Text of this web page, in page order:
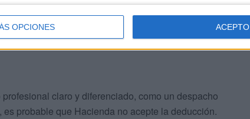
OPCIONES ACEPTO
claro y diferenciado, como un despacho
probable que Hacienda no acepte la deducción.